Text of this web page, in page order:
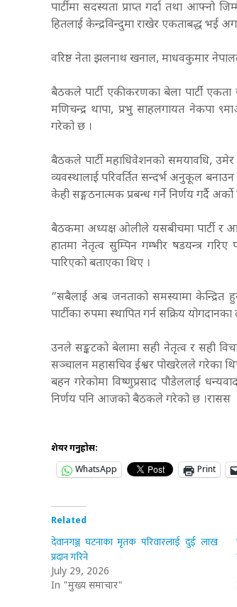
पार्टीमा सदस्यता प्राप्त गर्दा तथा आफ्नो
हितलाई केन्द्रविन्दुमा राखेर एकताबद्ध भई
वरिष्ठ नेता झलनाथ खनाल, माधवकुमार
बैठकले पार्टी एकीकरणका बेला पार्टी एकता
मणिचन्द्र थापा, प्रभु साहलगायत नेकपा
गरेको छ ।
बैठकले पार्टी महाधिवेशनको समयावधि, उमेर
व्यवस्थालाई परिवर्तित सन्दर्भ अनुकूल
केही सङ्गठनात्मक प्रबन्ध गर्ने निर्णय गर्दै
बैठकमा अध्यक्ष ओलीले यसबीचमा पार्टी र
हातमा नेतृत्व सुम्पिन गम्भीर षडयन्त्र
पारिएको बताएका थिए ।
“सबैलाई अब जनताको समस्यामा केन्द्रित
पार्टीका रुपमा स्थापित गर्न सक्रिय
उनले सङ्कटको बेलामा सही नेतृत्व र सही
सञ्चालन महासचिव ईश्वर पोखरेलले गरेका
बहन गरेकोमा विष्णुप्रसाद पौडेललाई
निर्णय पनि आजको बैठकले गरेको छ ।रासस
शेयर गर्नुहोस:
WhatsApp
Print
Related
देवानगञ्ज घटनाका मृतक परिवारलाई दुई लाख
प्रदान गरिने
July 29, 2026
In "मुख्य समाचार"